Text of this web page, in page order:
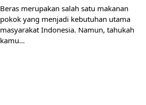
Beras merupakan salah satu makanan
pokok yang menjadi kebutuhan utama
masyarakat Indonesia. Namun, tahukah
kamu…